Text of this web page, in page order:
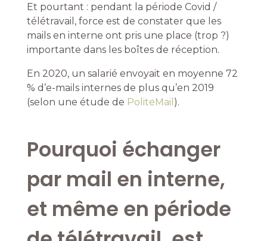
Et pourtant : pendant la période Covid /
télétravail, force est de constater que les
mails en interne ont pris une place (trop ?)
importante dans les boîtes de réception.
En 2020, un salarié envoyait en moyenne 72
% d’e-mails internes de plus qu’en 2019
(selon une étude de PoliteMail ).
Pourquoi échanger
par mail en interne,
et même en période